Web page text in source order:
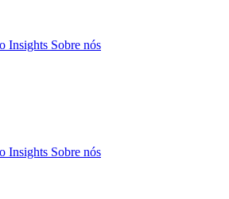
Insights Sobre nós
Insights Sobre nós